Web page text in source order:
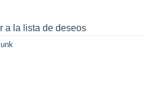
a la lista de deseos